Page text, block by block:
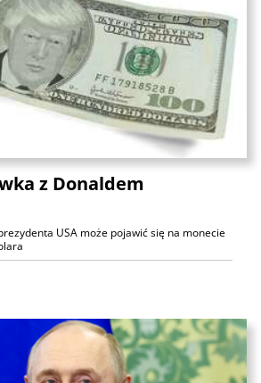
z Donaldem
USA może pojawić się na monecie